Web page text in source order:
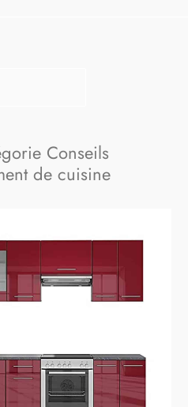
Conseils
de cuisine